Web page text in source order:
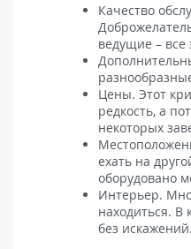
Качество
ведущие – все
Цены. Этот
редкость, а
некоторых
ехать на
оборудовано
Интерьер.
находиться. В
без искажений.